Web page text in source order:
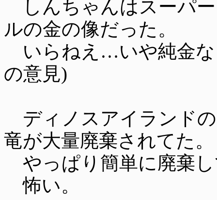
しんちゃんはスーパ
ルの金の像だった。
いらねえ…いや純金な
の意見)
ディノスアイランド
竜が大量廃棄されてた。
やっぱり簡単に廃棄
怖い。